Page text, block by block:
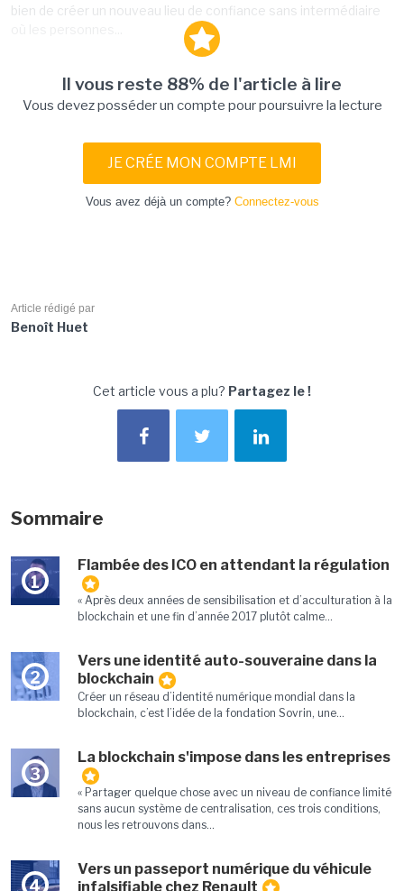
bien de créer un nouveau lieu de confiance sans intermédiaire
Il vous reste 88% de l'article à lire
Vous devez posséder un compte pour poursuivre la lecture
JE CRÉE MON COMPTE LMI
Vous avez déjà un compte? Connectez-vous
Article rédigé par
Benoît Huet
Cet article vous a plu? Partagez le !
Sommaire
1
Flambée des ICO en attendant la régulation
« Après deux années de sensibilisation et d’acculturation à la
blockchain et une fin d’année 2017 plutôt calme...
2
Vers une identité auto-souveraine dans la
blockchain
Créer un réseau d’identité numérique mondial dans la
blockchain, c’est l’idée de la fondation Sovrin, une...
3
La blockchain s'impose dans les entreprises
« Partager quelque chose avec un niveau de confiance limité
sans aucun système de centralisation, ces trois conditions,
nous les retrouvons dans...
4
Vers un passeport numérique du véhicule
infalsifiable chez Renault